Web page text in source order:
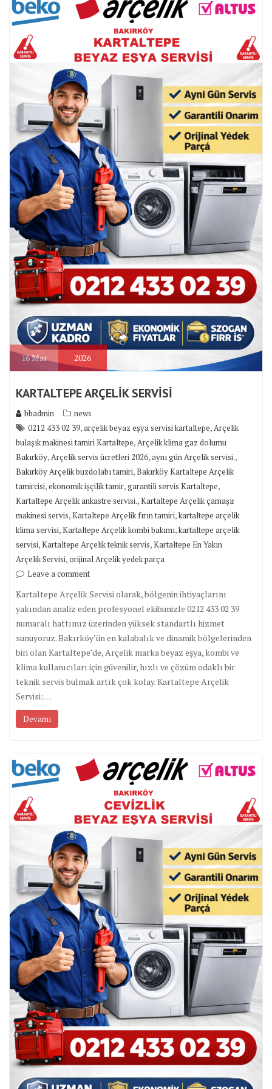
16Mar 2026
KARTALTEPE ARÇELİK SERVİSİ
bbadmin
news
0212 433 02 39,arçelik beyaz eşya servisi kartaltepe,Arçelik
bulaşık makinesi tamiri Kartaltepe,Arçelik klima gaz dolumu
Bakırköy,Arçelik servis ücretleri 2026,aynı gün Arçelik servisi.,
Bakırköy Arçelik buzdolabı tamiri,Bakırköy Kartaltepe Arçelik
tamircisi,ekonomik işçilik tamir,garantili servis Kartaltepe,
Kartaltepe Arçelik ankastre servisi.,Kartaltepe Arçelik çamaşır
makinesi servis,Kartaltepe Arçelik fırın tamiri,kartaltepe arçelik
klima servisi,Kartaltepe Arçelik kombi bakımı,kartaltepe arçelik
servisi,Kartaltepe Arçelik teknik servis,Kartaltepe En Yakın
Arçelik Servisi,orijinal Arçelik yedek parça
Leave a comment
Kartaltepe Arçelik Servisi olarak, bölgenin ihtiyaçlarını
yakından analiz eden profesyonel ekibimizle 0212 433 02 39
numaralı hattımız üzerinden yüksek standartlı hizmet
sunuyoruz. Bakırköy’ün en kalabalık ve dinamik bölgelerinden
biri olan Kartaltepe’de, Arçelik marka beyaz eşya, kombi ve
klima kullanıcıları için güvenilir, hızlı ve çözüm odaklı bir
teknik servis bulmak artık çok kolay. Kartaltepe Arçelik
Servisi:…
Devamı